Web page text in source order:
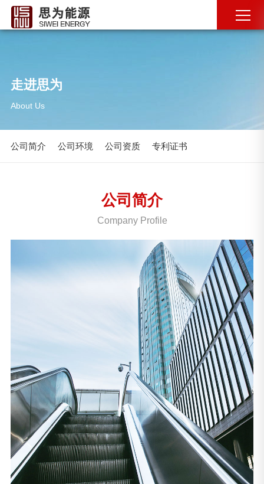
走进思为
About Us
公司简介 公司环境 公司资质 专利证书
公司简介
Company Profile